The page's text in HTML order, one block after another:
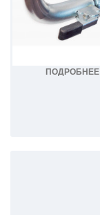
ПОДРОБНЕЕ